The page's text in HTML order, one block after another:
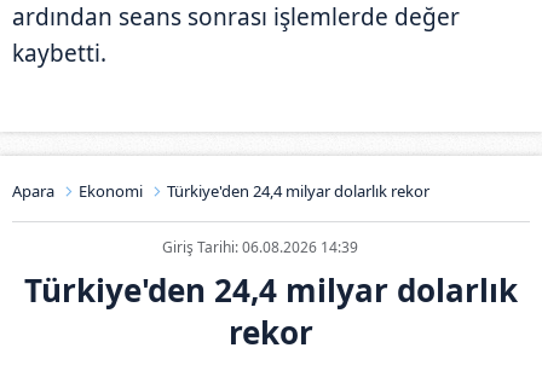
ardından seans sonrası işlemlerde değer
kaybetti.
Apara Ekonomi Türkiye'den 24,4 milyar dolarlık rekor
Giriş Tarihi: 06.08.2026 14:39
Türkiye'den 24,4 milyar dolarlık
rekor